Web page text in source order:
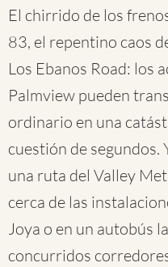
El chirrido de los
83, el repentino caos
Los Ebanos Road: los
Palmview pueden
ordinario en una
cuestión de segundos.
una ruta del Valley
cerca de las
Joya o en un autobús
concurridos